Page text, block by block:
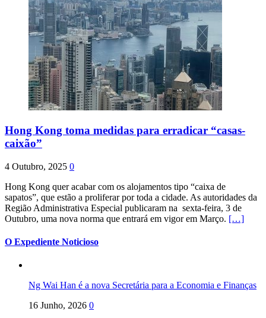
Hong Kong toma medidas para erradicar “casas-
caixão”
4 Outubro, 2025 0
Hong Kong quer acabar com os alojamentos tipo “caixa de
sapatos”, que estão a proliferar por toda a cidade. As autoridades da
Região Administrativa Especial publicaram na sexta-feira, 3 de
Outubro, uma nova norma que entrará em vigor em Março. […]
O Expediente Noticioso
Ng Wai Han é a nova Secretária para a Economia e Finanças
16 Junho, 2026 0